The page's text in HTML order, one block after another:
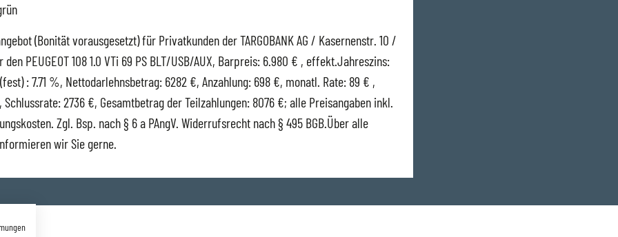
(Bonität vorausgesetzt) für Privatkunden der TARGOBANK AG / Kasernenstr. 10 /
PEUGEOT 108 1.0 VTi 69 PS BLT/USB/AUX, Barpreis: 6.980 € , effekt.Jahreszins:
: 7.71 %, Nettodarlehnsbetrag: 6282 €, Anzahlung: 698 €, monatl. Rate: 89 € ,
Schlussrate: 2736 €, Gesamtbetrag der Teilzahlungen: 8076 €; alle Preisangaben inkl.
Zgl. Bsp. nach § 6 a PAngV. Widerrufsrecht nach § 495 BGB.Über alle
wir Sie gerne.